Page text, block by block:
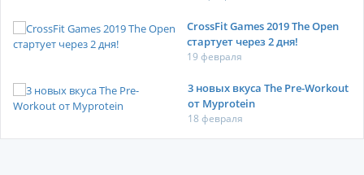
CrossFit Games 2019 The Open
стартует через 2 дня!
19 февраля
3 новых вкуса The Pre-Workout
от Myprotein
18 февраля